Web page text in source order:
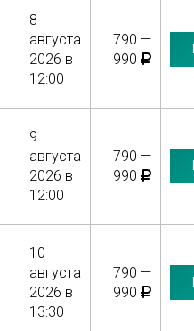
8
августа
2026 в
12:00
790 —
990
9
августа
2026 в
12:00
790 —
990
10
августа
2026 в
13:30
790 —
990